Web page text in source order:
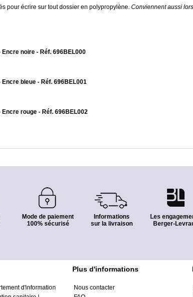
pour écrire sur tout dossier en polypropylène. Conviennent aussi
noire - Réf. 696BEL000
bleue - Réf. 696BEL001
rouge - Réf. 696BEL002
Mode de paiement
100% sécurisé
Informations
sur la livraison
Les
Berger-
d'information
Plus d'informations
Nous contacter